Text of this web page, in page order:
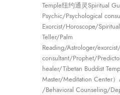
Temple纽约通灵Spiritual
Psychic/Psychological
Exorcist/Horoscope/
Teller/Palm
Reading/Astrologer/
consultant/Prophet/
healer/Tibetan Buddist
Master/Meditation Center
/Behavioral Counseling/